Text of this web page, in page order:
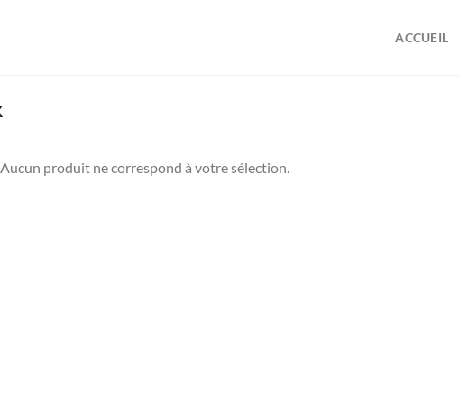
ACCUEIL
Aucun produit ne correspond à votre sélection.